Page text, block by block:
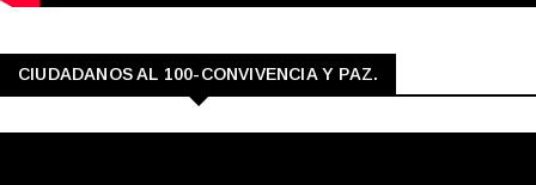
CIUDADANOS AL 100-CONVIVENCIA Y PAZ.